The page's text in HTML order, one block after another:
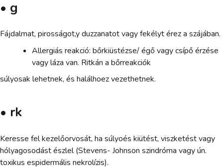
• g
Fájdalmat, pirosságot,y duzzanatot vagy fekélyt érez a szájában.
Allergiás reakció: bőrkiüstézse/ égő vagy csípő érzése
vagy láza van. Ritkán a bőrreakciók
súlyosak lehetnek, és halálhoez vezethetnek.
• rk
Keresse fel kezelőorvosát, ha súlyoés kiütést, viszketést vagy
hólyagosodást észlel (Stevens- Johnson szindróma vagy ún.
toxikus espidermális nekrolízis).